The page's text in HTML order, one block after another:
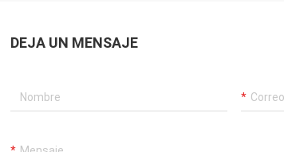
DEJA UN MENSAJE